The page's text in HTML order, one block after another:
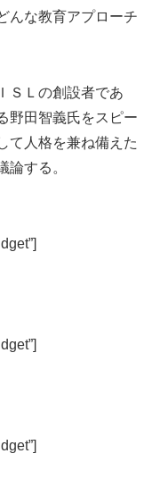
んな教育アプローチ
ＳＬの創設者であ
野田智義氏をスピー
て人格を兼ね備えた
論する。